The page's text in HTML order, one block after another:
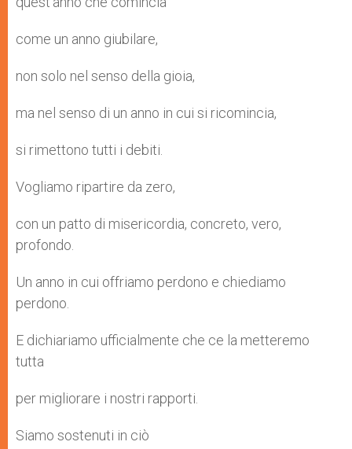
come un anno giubilare,
non solo nel senso della gioia,
ma nel senso di un anno in cui si ricomincia,
si rimettono tutti i debiti.
Vogliamo ripartire da zero,
con un patto di misericordia, concreto, vero,
profondo.
Un anno in cui offriamo perdono e chiediamo
perdono.
E dichiariamo ufficialmente che ce la metteremo
tutta
per migliorare i nostri rapporti.
Siamo sostenuti in ciò